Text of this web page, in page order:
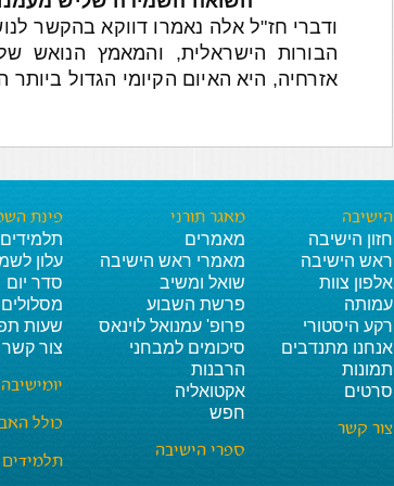
ודברי חז"ל אלה נאמרו דווקא בהקשר
הבורות הישראלית, והמאמץ הנואש
אזרחיה, היא האיום הקיומי הגדול
הישיבה
חזון הישיבה
ראש הישיבה
אלפון צוות
עמותה
רקע היסטורי
אנחנו מתנדבים
תמונות
סרטים
צור קשר
מאגר תורני
מאמרים
מאמרי ראש הישיבה
שואל ומשיב
פרשת השבוע
פרופ' עמנואל לוינאס
סיכומים למבחני
הרבנות
אקטואליה
חפש
ספרי הישיבה
פינת
עלון
סדר יום
מסלולים
שעות
צור קשר
יומישיבה
כולל